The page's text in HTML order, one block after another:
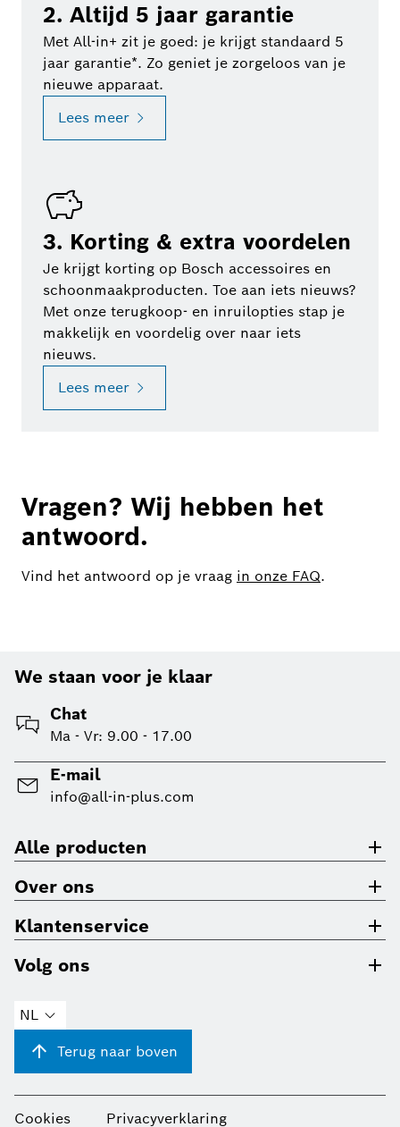
2. Altijd 5 jaar garantie
Met All-in+ zit je goed: je krijgt standaard 5
jaar garantie*. Zo geniet je zorgeloos van je
nieuwe apparaat.
Lees meer
3. Korting & extra voordelen
Je krijgt korting op Bosch accessoires en
schoonmaakproducten. Toe aan iets nieuws?
Met onze terugkoop- en inruilopties stap je
makkelijk en voordelig over naar iets
nieuws.
Lees meer
Vragen? Wij hebben het
antwoord.
Vind het antwoord op je vraag in onze FAQ.
We staan voor je klaar
Chat
Ma - Vr: 9.00 - 17.00
E-mail
info@all-in-plus.com
Alle producten
Over ons
Klantenservice
Volg ons
NL
Terug naar boven
Cookies Privacyverklaring